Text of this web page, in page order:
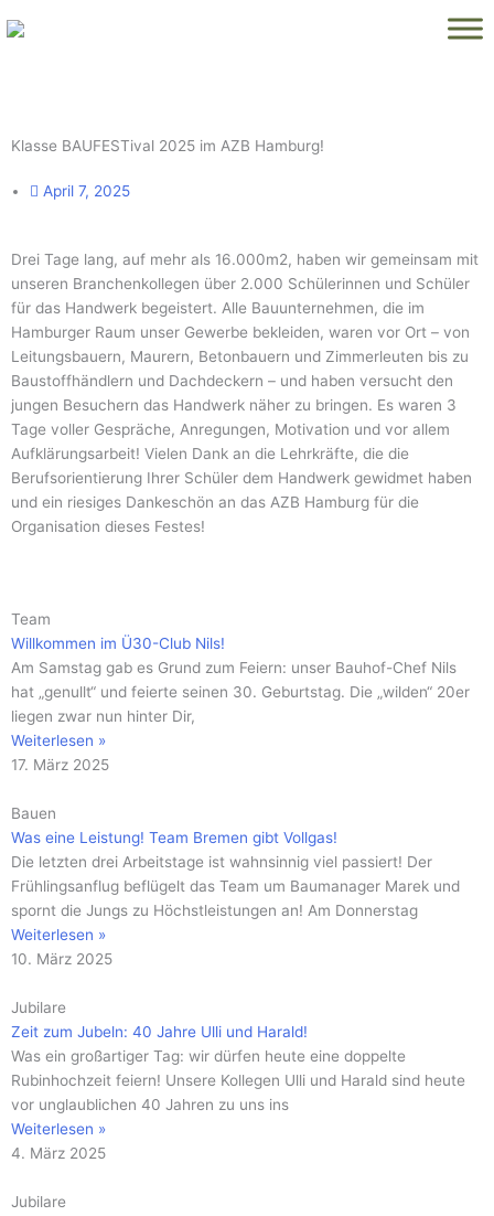
Inhalt
Klasse BAUFESTival 2025 im AZB Hamburg!
April 7, 2025
Drei Tage lang, auf mehr als 16.000m2, haben wir gemeinsam mit
unseren Branchenkollegen über 2.000 Schülerinnen und Schüler
für das Handwerk begeistert. Alle Bauunternehmen, die im
Hamburger Raum unser Gewerbe bekleiden, waren vor Ort – von
Leitungsbauern, Maurern, Betonbauern und Zimmerleuten bis zu
Baustoffhändlern und Dachdeckern – und haben versucht den
jungen Besuchern das Handwerk näher zu bringen. Es waren 3
Tage voller Gespräche, Anregungen, Motivation und vor allem
Aufklärungsarbeit! Vielen Dank an die Lehrkräfte, die die
Berufsorientierung Ihrer Schüler dem Handwerk gewidmet haben
und ein riesiges Dankeschön an das AZB Hamburg für die
Organisation dieses Festes!
Team
Willkommen im Ü30-Club Nils!
Am Samstag gab es Grund zum Feiern: unser Bauhof-Chef Nils
hat „genullt“ und feierte seinen 30. Geburtstag. Die „wilden“ 20er
liegen zwar nun hinter Dir,
Weiterlesen »
17. März 2025
Bauen
Was eine Leistung! Team Bremen gibt Vollgas!
Die letzten drei Arbeitstage ist wahnsinnig viel passiert! Der
Frühlingsanflug beflügelt das Team um Baumanager Marek und
spornt die Jungs zu Höchstleistungen an! Am Donnerstag
Weiterlesen »
10. März 2025
Jubilare
Zeit zum Jubeln: 40 Jahre Ulli und Harald!
Was ein großartiger Tag: wir dürfen heute eine doppelte
Rubinhochzeit feiern! Unsere Kollegen Ulli und Harald sind heute
vor unglaublichen 40 Jahren zu uns ins
Weiterlesen »
4. März 2025
Jubilare